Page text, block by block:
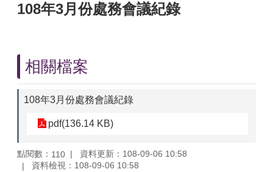
108年3月份處務會議紀錄
相關檔案
108年3月份處務會議紀錄
pdf(136.14 KB)
點閱數： 110
資料更新：108-09-06 10:58
資料檢視：108-09-06 10:58